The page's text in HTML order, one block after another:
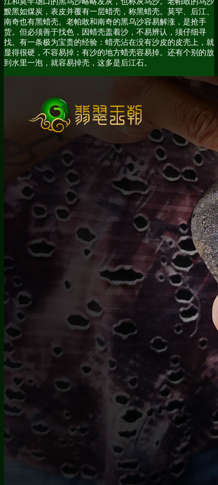
黢黑如煤炭，表皮并覆有一层蜡壳，称黑蜡壳。莫罕、后江、
南奇也有黑蜡壳。老帕敢和南奇的黑乌沙容易解涨，是抢手
货。但必须善于找色，因蜡壳盖着沙，不易辨认，须仔细寻
找。有一条极为宝贵的经验：蜡壳沾在没有沙皮的皮壳上，就
显得很硬，不容易掉；有沙的地方蜡壳容易掉。还有个别的放
到水里一泡，就容易掉壳，这多是后江石。